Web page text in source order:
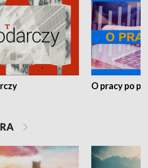
O pracy po